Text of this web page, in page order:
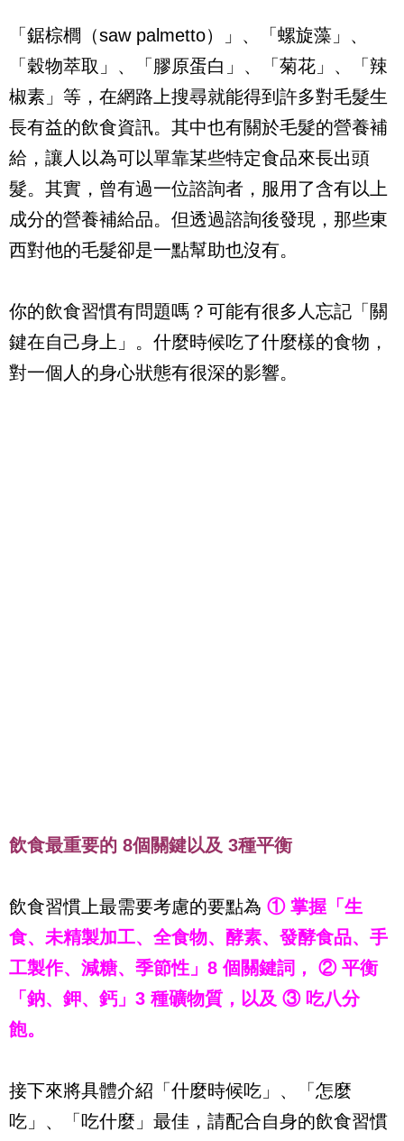
「鋸棕櫚（saw palmetto）」、「螺旋藻」、
「穀物萃取」、「膠原蛋白」、「菊花」、「辣
椒素」等，在網路上搜尋就能得到許多對毛髮生
長有益的飲食資訊。其中也有關於毛髮的營養補
給，讓人以為可以單靠某些特定食品來長出頭
髮。其實，曾有過一位諮詢者，服用了含有以上
成分的營養補給品。但透過諮詢後發現，那些東
西對他的毛髮卻是一點幫助也沒有。
你的飲食習慣有問題嗎？可能有很多人忘記「關
鍵在自己身上」。什麼時候吃了什麼樣的食物，
對一個人的身心狀態有很深的影響。
飲食最重要的 8個關鍵以及 3種平衡
飲食習慣上最需要考慮的要點為 ① 掌握「生
食、未精製加工、全食物、酵素、發酵食品、手
工製作、減糖、季節性」8 個關鍵詞， ② 平衡
「鈉、鉀、鈣」3 種礦物質，以及 ③ 吃八分
飽。
接下來將具體介紹「什麼時候吃」、「怎麼
吃」、「吃什麼」最佳，請配合自身的飲食習慣